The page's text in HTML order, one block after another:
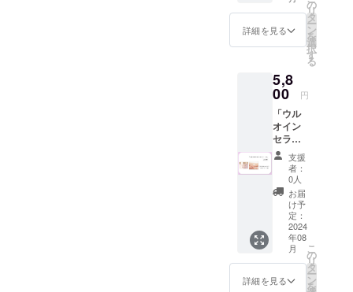
液」
30mL
約1.5か
月分 ※
み、送
料込み
詳細を見る
の
リ
タ
ー
ン
を
選
択
す
る
5,8
00 円
「ウル
オイン
セラム
クリー
ム」 /
5,800円
〈商品
内容〉
・「ウ
ルオイ
ン セラ
ムク
リー
ム」
支援
者：
0人
お届
け予
定：
2024
年08
月
詳細を見る
こ
の
リ
タ
ー
ン
を